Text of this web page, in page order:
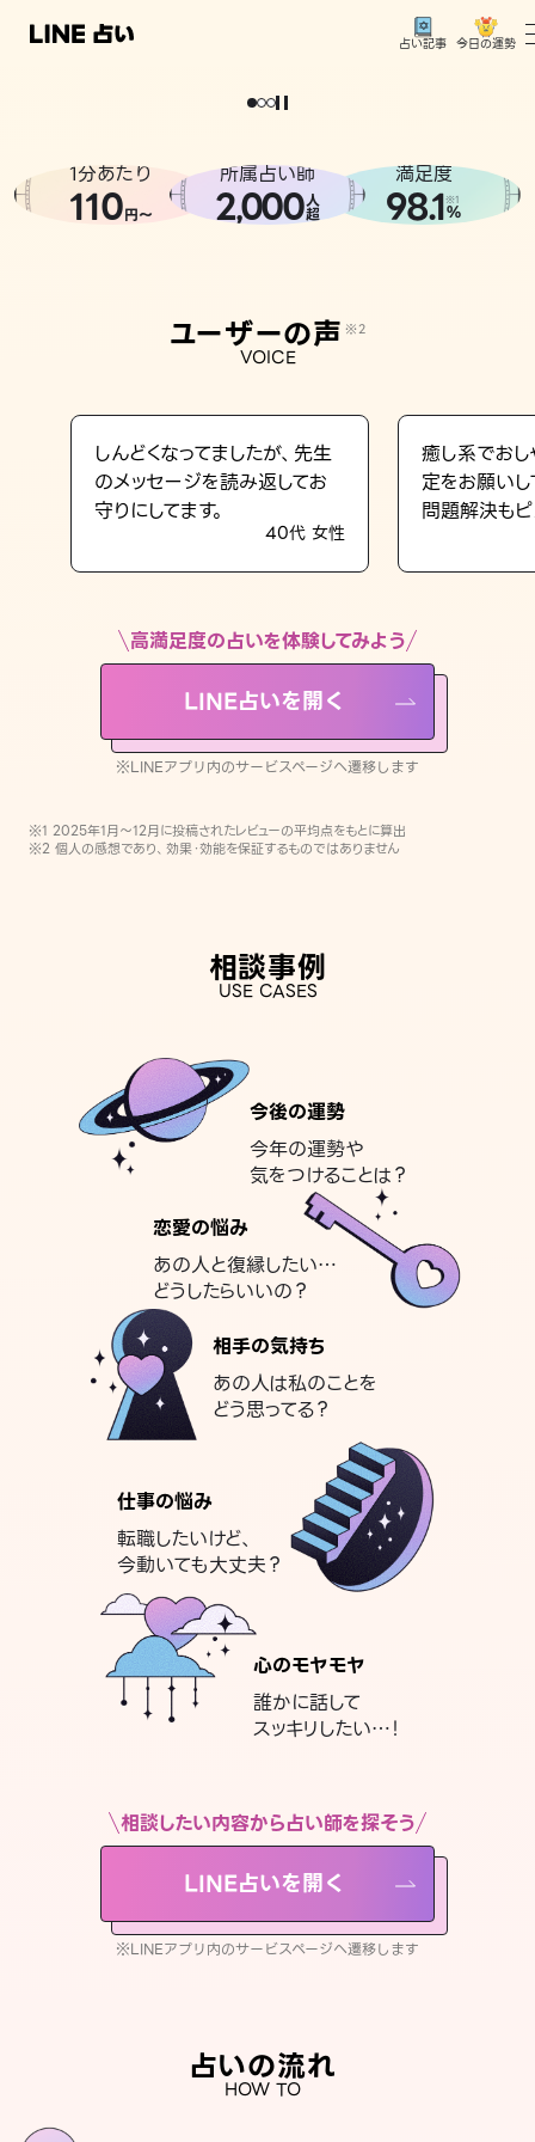
占い記事 今日の運勢
相談事例
LINE占いを開く
※LINEアプリ内のサービスページへ遷移します
どうせなら
。
1分あたり
110円〜
所属占い師
2,000人
超
満足度
98.1※1
%
ユーザーの声 ※2
VOICE
しんどくなってましたが、先生
のメッセージを読み返してお
守りにしてます。
40代 女性
癒し系でおし
定をお願い
問題解決もピ
高満足度の占いを体験してみよう
LINE占いを開く
※LINEアプリ内のサービスページへ遷移します
※1 2025年1月〜12月に投稿されたレビューの平均点をもとに算出
※2 個人の感想であり、効果・効能を保証するものではありません
相談事例
USE CASES
今後の運勢
今年の運勢や
気をつけることは？
恋愛の悩み
あの人と復縁したい…
どうしたらいいの？
相手の気持ち
あの人は私のことを
どう思ってる？
仕事の悩み
転職したいけど、
今動いても大丈夫？
心のモヤモヤ
誰かに話して
スッキリしたい…！
相談したい内容から占い師を探そう
LINE占いを開く
※LINEアプリ内のサービスページへ遷移します
占いの流れ
HOW TO